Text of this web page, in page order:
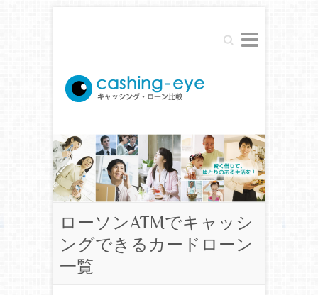
Search
ローソンATMでキャッシ
ングできるカードローン
一覧